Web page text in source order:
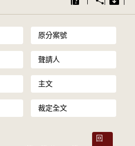
原分案號
聲請人
主文
裁定全文
回